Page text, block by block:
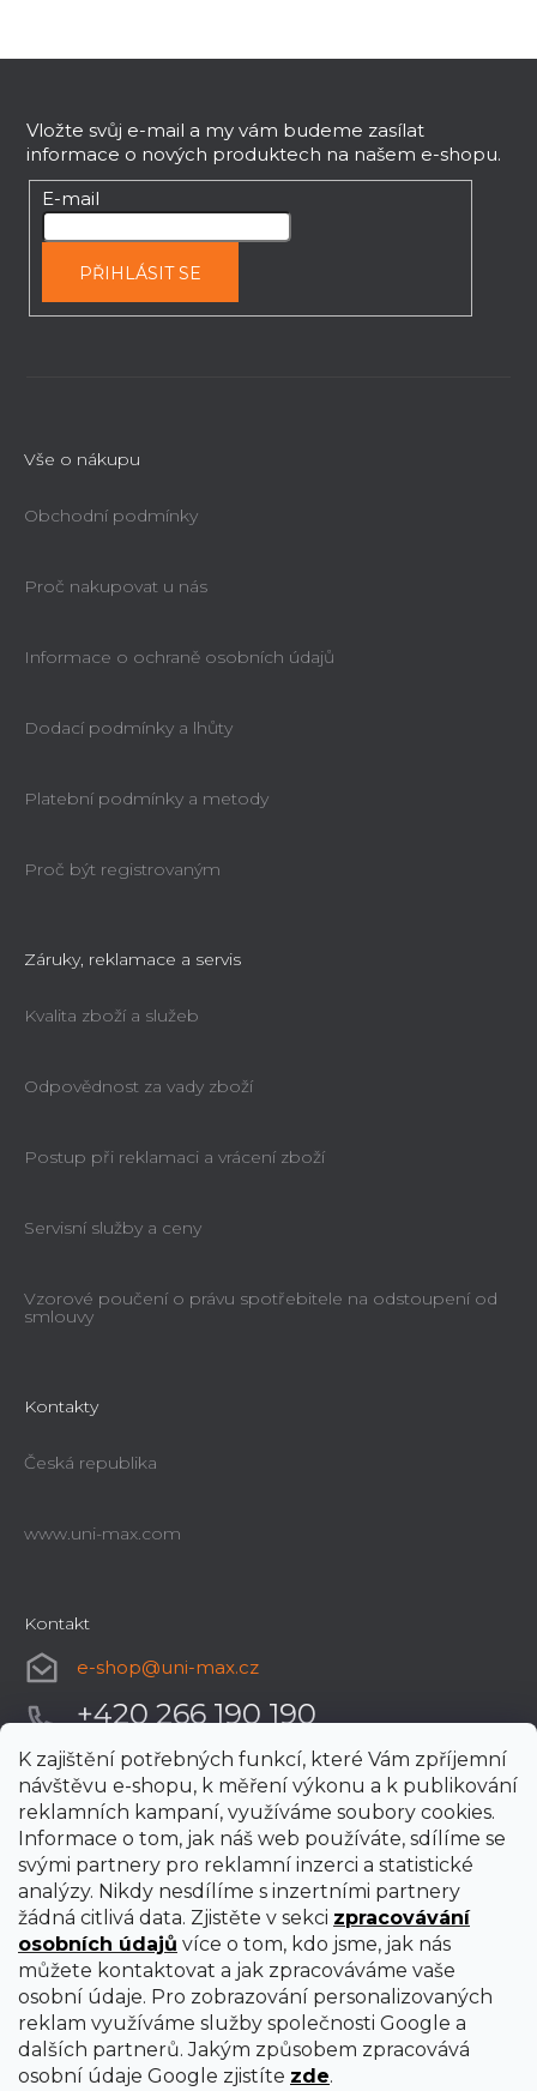
K zajištění potřebných funkcí, které Vám zpříjemní
návštěvu e-shopu, k měření výkonu a k publikování
reklamních kampaní, využíváme soubory cookies.
Informace o tom, jak náš web používáte, sdílíme se
svými partnery pro reklamní inzerci a statistické
analýzy. Nikdy nesdílíme s inzertními partnery
žádná citlivá data. Zjistěte v sekci zpracovávání
osobních údajů více o tom, kdo jsme, jak nás
můžete kontaktovat a jak zpracováváme vaše
osobní údaje. Pro zobrazování personalizovaných
reklam využíváme služby společnosti Google a
dalších partnerů. Jakým způsobem zpracovává
osobní údaje Google zjistíte zde.
Vložte svůj e-mail a my vám budeme zasílat
informace o nových produktech na našem e-shopu.
E-mail
PŘIHLÁSIT SE
Vše o nákupu
Obchodní podmínky
Proč nakupovat u nás
Informace o ochraně osobních údajů
Dodací podmínky a lhůty
Platební podmínky a metody
Proč být registrovaným
Záruky, reklamace a servis
Kvalita zboží a služeb
Odpovědnost za vady zboží
Postup při reklamaci a vrácení zboží
Servisní služby a ceny
Vzorové poučení o právu spotřebitele na odstoupení od
smlouvy
Kontakty
Česká republika
www.uni-max.com
Kontakt
e-shop@uni-max.cz
+420 266 190 190